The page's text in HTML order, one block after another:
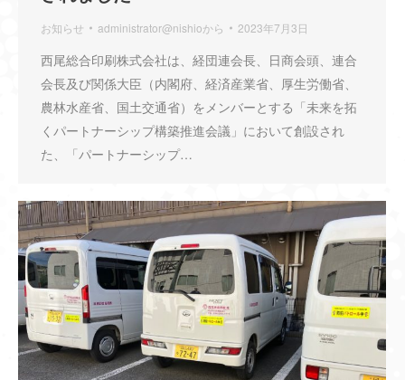
お知らせ administrator@nishioから 2023年7月3日
西尾総合印刷株式会社は、経団連会長、日商会頭、連合
会長及び関係大臣（内閣府、経済産業省、厚生労働省、
農林水産省、国土交通省）をメンバーとする「未来を拓
くパートナーシップ構築推進会議」において創設され
た、「パートナーシップ…